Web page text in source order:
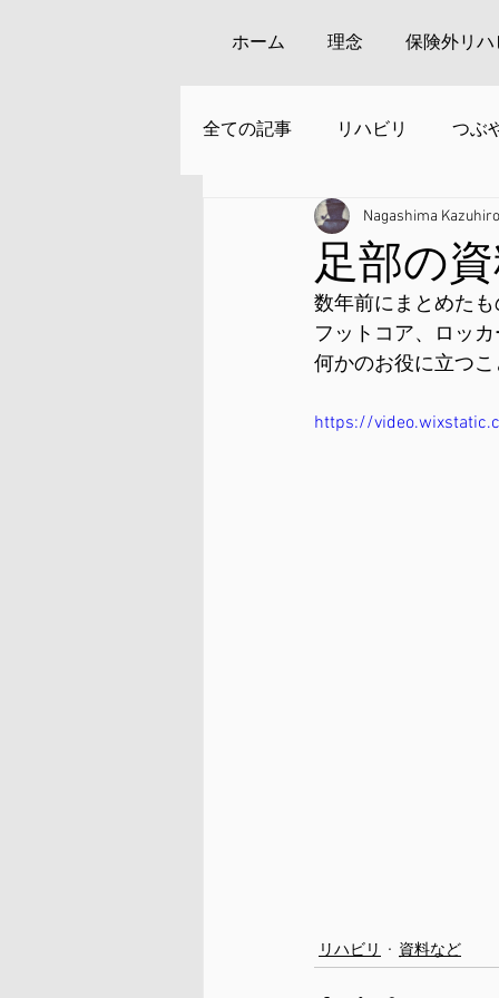
ホーム 理念 保険外リハ
全ての記事 リハビリ つぶ
安来周辺の観光
足部の
Nagashima Kazuhiro
数年前にまとめた
フットコア、ロッ
何かのお役に立つ
https://
リハビリ 資料など